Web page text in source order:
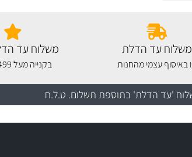
משלוח עד הדלת
באיסוף עצמי מהחנות
משלוח עד
בקנייה מעל 499 שקלים
'עד הדלת' בתוספת תשלום. ט.ל.ח